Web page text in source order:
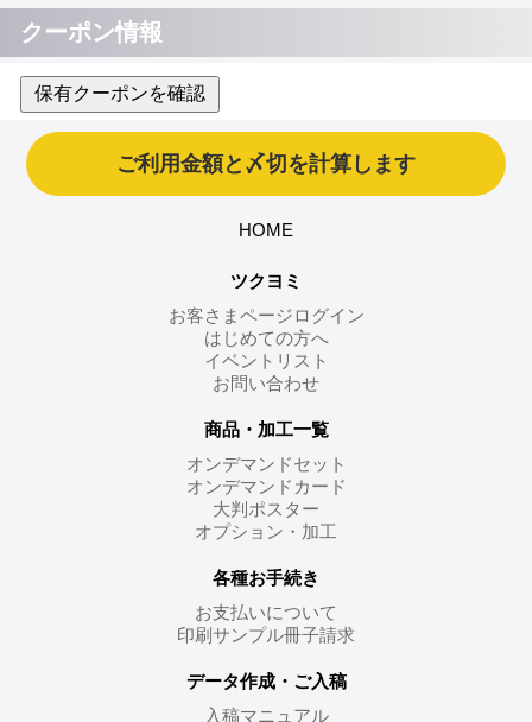
クーポン情報
保有クーポンを確認
HOME
ツクヨミ
お客さまページログイン
はじめての方へ
イベントリスト
お問い合わせ
商品・加工一覧
オンデマンドセット
オンデマンドカード
大判ポスター
オプション・加工
各種お手続き
お支払いについて
印刷サンプル冊子請求
データ作成・ご入稿
入稿マニュアル